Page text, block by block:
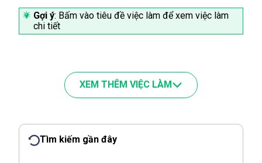
Gợi ý: Bấm vào tiêu đề việc làm để xem việc làm
chi tiết
XEM THÊM VIỆC LÀM
Tìm kiếm gần đây